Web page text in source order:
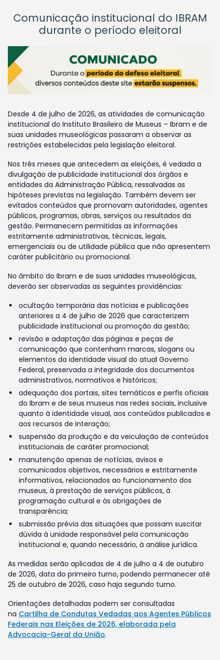
Comunicação institucional do IBRAM
durante o período eleitoral
Desde 4 de julho de 2026, as atividades de comunicação
institucional do Instituto Brasileiro de Museus – Ibram e de
suas unidades museológicas passaram a observar as
restrições estabelecidas pela legislação eleitoral.
Nos três meses que antecedem as eleições, é vedada a
divulgação de publicidade institucional dos órgãos e
entidades da Administração Pública, ressalvadas as
hipóteses previstas na legislação. Também devem ser
evitados conteúdos que promovam autoridades, agentes
públicos, programas, obras, serviços ou resultados da
gestão. Permanecem permitidas as informações
estritamente administrativas, técnicas, legais,
emergenciais ou de utilidade pública que não apresentem
caráter publicitário ou promocional.
No âmbito do Ibram e de suas unidades museológicas,
deverão ser observadas as seguintes providências:
ocultação temporária das notícias e publicações
anteriores a 4 de julho de 2026 que caracterizem
publicidade institucional ou promoção da gestão;
revisão e adaptação das páginas e peças de
comunicação que contenham marcas, slogans ou
elementos da identidade visual do atual Governo
Federal, preservada a integridade dos documentos
administrativos, normativos e históricos;
adequação dos portais, sites temáticos e perfis oficiais
do Ibram e de seus museus nas redes sociais, inclusive
quanto à identidade visual, aos conteúdos publicados e
aos recursos de interação;
suspensão da produção e da veiculação de conteúdos
institucionais de caráter promocional;
manutenção apenas de notícias, avisos e
comunicados objetivos, necessários e estritamente
informativos, relacionados ao funcionamento dos
museus, à prestação de serviços públicos, à
programação cultural e às obrigações de
transparência;
submissão prévia das situações que possam suscitar
dúvida à unidade responsável pela comunicação
institucional e, quando necessário, à análise jurídica.
As medidas serão aplicadas de 4 de julho a 4 de outubro
de 2026, data do primeiro turno, podendo permanecer até
25 de outubro de 2026, caso haja segundo turno.
Orientações detalhadas podem ser consultadas
na Cartilha de Condutas Vedadas aos Agentes Públicos
Federais nas Eleições de 2026, elaborada pela
Advocacia-Geral da União.